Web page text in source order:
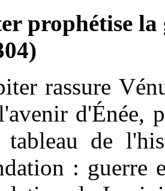
prophétise la
rassure
d'Énée,
tableau de
: guerre